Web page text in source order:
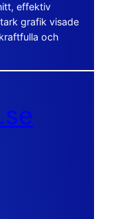
effektiv
grafik visade
och